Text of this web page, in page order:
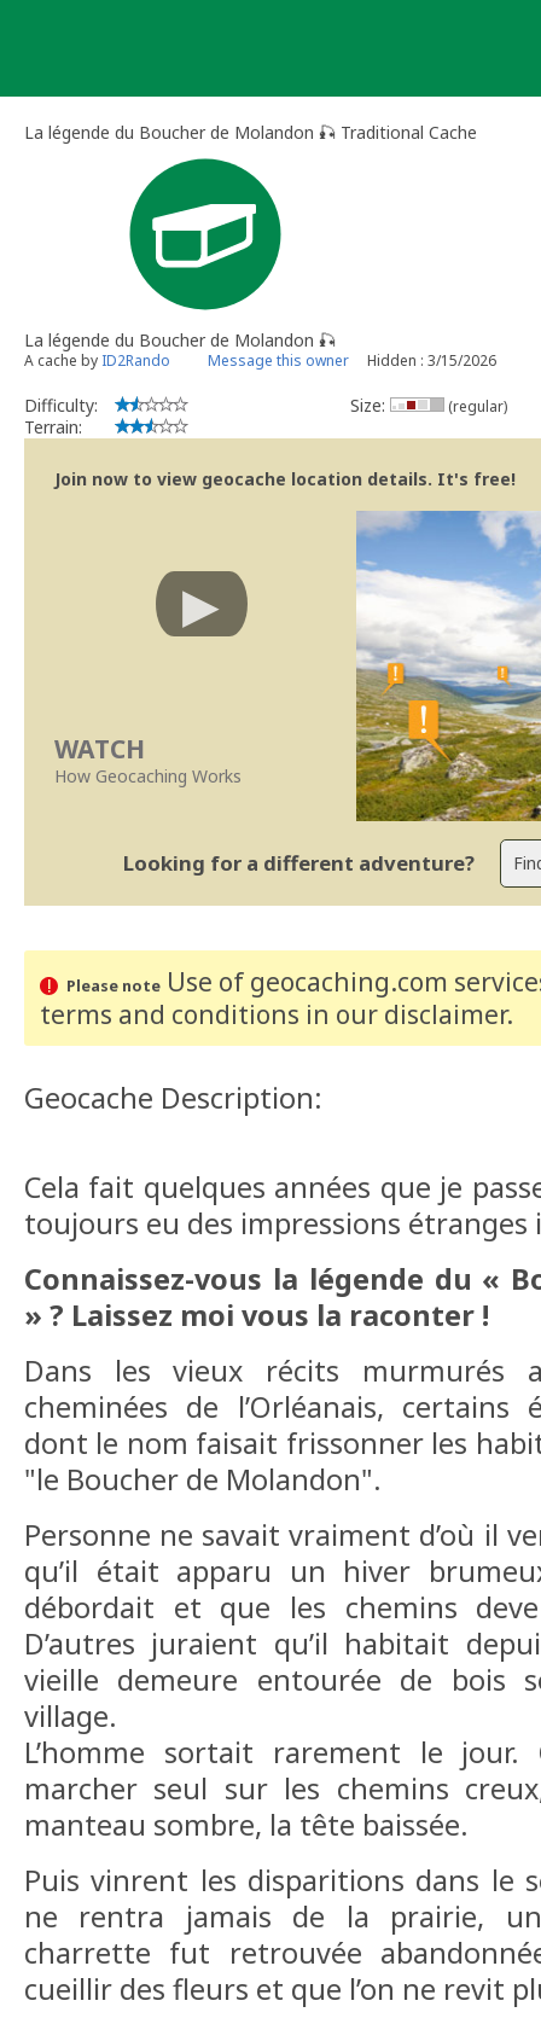
La légende du Boucher de Molandon 🎣 Traditional Cache
La légende du Boucher de Molandon 🎣
A cache by ID2Rando Message this owner Hidden : 3/15/2026
Difficulty:
Terrain:
Size: (regular)
Join now to view geocache location details. It's free!
WATCH
How Geocaching Works
Looking for a different adventure?
Please noteUse of geocaching.com
terms and conditions in our disclaimer.
Geocache Description:
Cela fait quelques années que je
toujours eu des impressions étranges
Connaissez-vous la légende du «
» ? Laissez moi vous la raconter !
Dans les vieux récits murmurés
cheminées de l’Orléanais,
dont le nom faisait frissonner les
"le Boucher de Molandon".
Personne ne savait vraiment d’où il
qu’il était apparu un hiver
débordait et que les chemins
D’autres juraient qu’il habitait
vieille demeure entourée de bois
village.
L’homme sortait rarement le
marcher seul sur les chemins
manteau sombre, la tête baissée.
Puis vinrent les disparitions dans le
ne rentra jamais de la prairie,
charrette fut retrouvée
cueillir des fleurs et que l’on ne revit